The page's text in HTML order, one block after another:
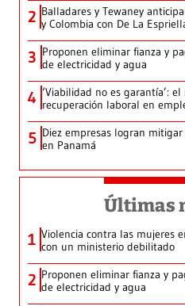
2 Balladares y Tewaney
y Colombia con De La
3 Proponen eliminar fianza y
de electricidad y agua
4 ‘Viabilidad no es garantía’:
recuperación laboral en
5 Diez empresas logran
en Panamá
Últimas
1 Violencia contra las mujeres
con un ministerio debilitado
2 Proponen eliminar fianza y
de electricidad y agua